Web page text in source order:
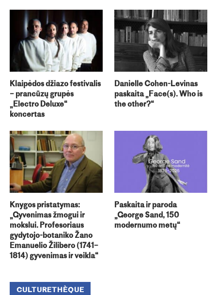
Klaipėdos džiazo festivalis
– prancūzų grupės
„Electro Deluxe“
koncertas
Danielle Cohen-Levinas
paskaita „Face(s). Who is
the other?“
Knygos pristatymas:
„Gyvenimas žmogui ir
mokslui. Profesoriaus
gydytojo-botaniko Žano
Emanuelio Žilibero (1741–
1814) gyvenimas ir veikla“
Paskaita ir paroda
„George Sand, 150
modernumo metų“
CULTURETHÈQUE